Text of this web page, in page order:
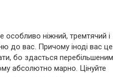
особливо ніжний, тремтячий і
до вас. Причому іноді вас це
бо здасться перебільшеним
абсолютно марно. Цінуйте